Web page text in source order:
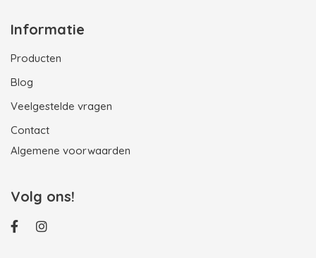
Informatie
Producten
Blog
Veelgestelde vragen
Contact
Algemene voorwaarden
Volg ons!